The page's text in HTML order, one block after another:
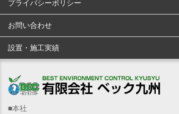
プライバシーポリシー
お問い合わせ
設置・施工実績
■本社